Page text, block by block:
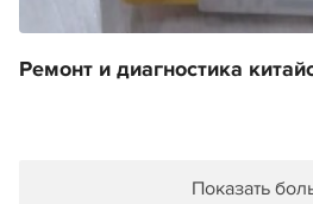
Ремонт и диагностика
Показать